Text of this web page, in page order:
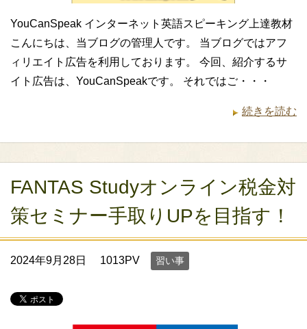
YouCanSpeak インターネット英語スピーキング上達教材
こんにちは、当ブログの管理人です。 当ブログではアフ
ィリエイト広告を利用しております。 今回、紹介するサ
イト広告は、YouCanSpeakです。 それではご・・・
続きを読む
FANTAS Studyオンライン税金対
策セミナー手取りUPを目指す！
2024年9月28日 1013PV 習い事